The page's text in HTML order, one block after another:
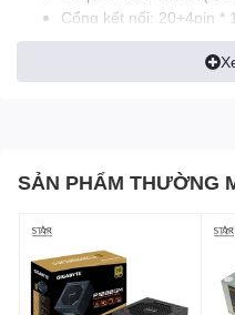
Cổng kết nối: 20+4pin *
*1 / PCI-E 6+2pin * 4 /
SẢN PHẨM THƯỜNG